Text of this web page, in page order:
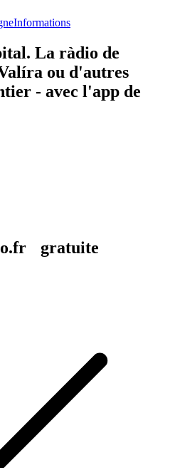
Informations
La ràdio de
ou d'autres
- avec l'app de
gratuite